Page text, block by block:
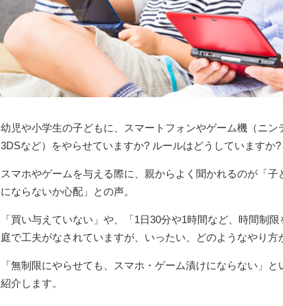
幼児や小学生の子どもに、スマートフォンやゲーム機（ニ
3DSなど）をやらせていますか? ルールはどうしていますか?
スマホやゲームを与える際に、親からよく聞かれるのが「
にならないか心配」との声。
「買い与えていない」や、「1日30分や1時間など、時間制
庭で工夫がなされていますが、いったい、どのようなやり方
「無制限にやらせても、スマホ・ゲーム漬けにならない」
紹介します。